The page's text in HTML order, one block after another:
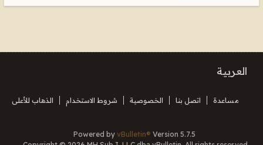
العربية
مساعدة اتصل بنا الخصوصية شروط الاستخدام الذهاب للأعلى
Powered by vBulletin® Version 5.7.5